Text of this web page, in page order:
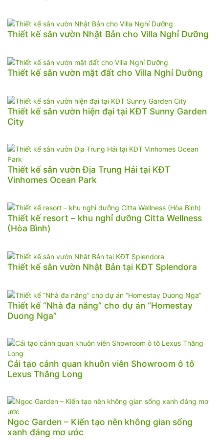
Thiết kế sân vườn Nhật Bản cho Villa Nghỉ Dưỡng
Thiết kế sân vườn mặt đất cho Villa Nghỉ Dưỡng
Thiết kế sân vườn hiện đại tại KĐT Sunny Garden
City
Thiết kế sân vườn Địa Trung Hải tại KĐT
Vinhomes Ocean Park
Thiết kế resort – khu nghỉ dưỡng Citta Wellness
(Hòa Bình)
Thiết kế sân vườn Nhật Bản tại KĐT Splendora
Thiết kế “Nhà đa năng” cho dự án “Homestay
Duong Nga”
Cải tạo cảnh quan khuôn viên Showroom ô tô
Lexus Thăng Long
Ngoc Garden – Kiến tạo nên không gian sống
xanh đáng mơ ước